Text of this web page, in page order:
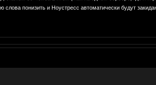
слова понизить и Ноустресс автоматически будут